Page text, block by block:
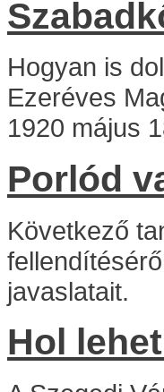
Hogyan is
Ezeréves
1920 május
Porlód
Következő
javaslatait.
Hol